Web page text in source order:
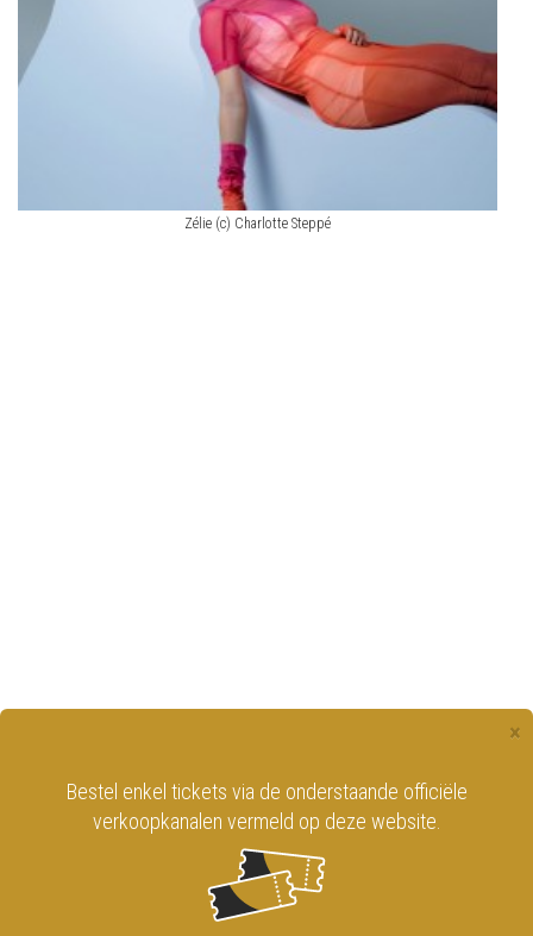
Zélie (c) Charlotte Steppé
×
Bestel enkel tickets via de onderstaande officiële
verkoopkanalen vermeld op deze website.